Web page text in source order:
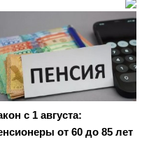
с 1 августа:
от 60 до 85 лет